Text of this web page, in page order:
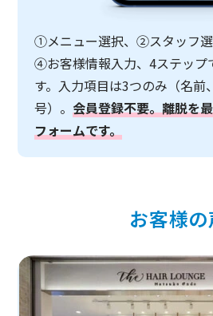
①メニュー選択、②スタッフ選
④お客様情報入力、4ステップ
す。入力項目は3つのみ（名前
号）。 会員登録不要。離脱を
フォームです。
お客様の